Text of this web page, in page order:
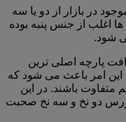
در بازار از دو یا سه
اغلب از جنس پنبه بوده
شود.
بافت پارچه اصلی ترین
امر باعث می شود که
متفاوت باشند. در این
دو نخ و سه نخ صحبت